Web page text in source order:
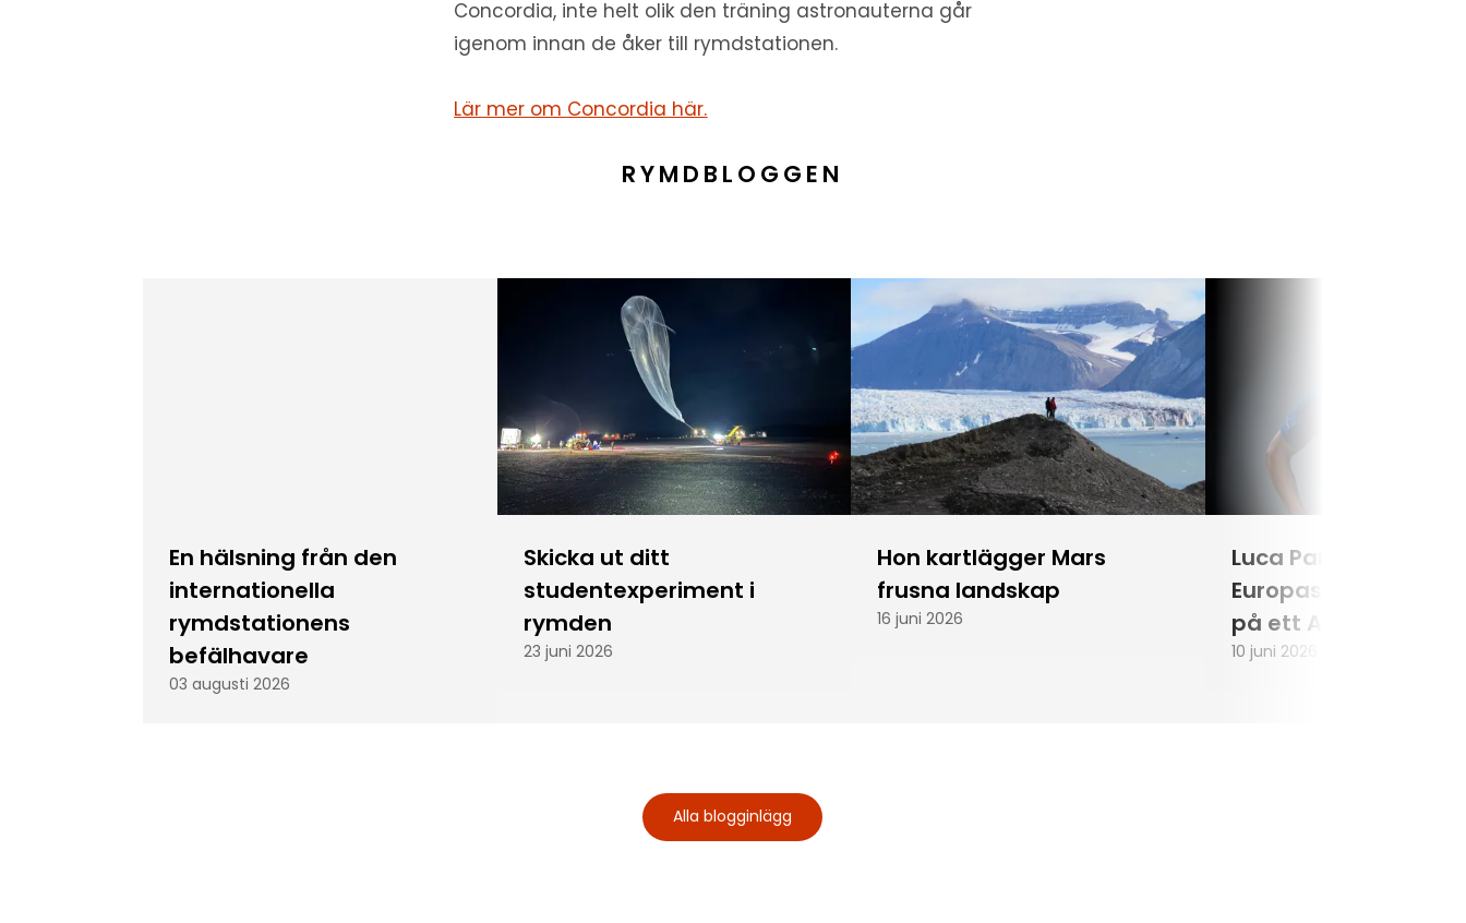
Concordia, inte helt olik den träning astronauterna går
igenom innan de åker till rymdstationen.
Lär mer om Concordia här.
RYMDBLOGGEN
En hälsning från den
internationella
rymdstationens
befälhavare
03 augusti 2026
Skicka ut ditt
studentexperiment i
rymden
23 juni 2026
Hon kartlägger Mars
frusna landskap
16 juni 2026
Luca Parmitano blir
Europas första
på ett
10 juni 2026
Alla blogginlägg